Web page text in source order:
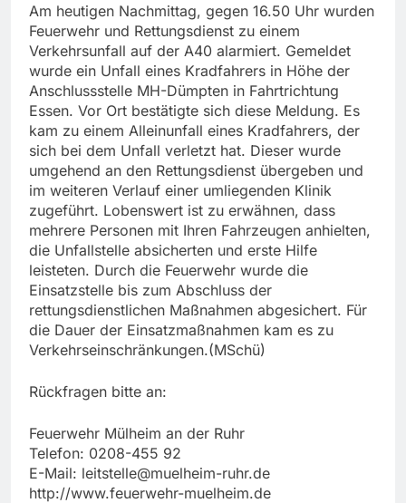
Am heutigen Nachmittag, gegen 16.50 Uhr wurden
Feuerwehr und Rettungsdienst zu einem
Verkehrsunfall auf der A40 alarmiert. Gemeldet
wurde ein Unfall eines Kradfahrers in Höhe der
Anschlussstelle MH-Dümpten in Fahrtrichtung
Essen. Vor Ort bestätigte sich diese Meldung. Es
kam zu einem Alleinunfall eines Kradfahrers, der
sich bei dem Unfall verletzt hat. Dieser wurde
umgehend an den Rettungsdienst übergeben und
im weiteren Verlauf einer umliegenden Klinik
zugeführt. Lobenswert ist zu erwähnen, dass
mehrere Personen mit Ihren Fahrzeugen anhielten,
die Unfallstelle absicherten und erste Hilfe
leisteten. Durch die Feuerwehr wurde die
Einsatzstelle bis zum Abschluss der
rettungsdienstlichen Maßnahmen abgesichert. Für
die Dauer der Einsatzmaßnahmen kam es zu
Verkehrseinschränkungen.(MSchü)
Rückfragen bitte an:
Feuerwehr Mülheim an der Ruhr
Telefon: 0208-455 92
E-Mail: leitstelle@muelheim-ruhr.de
http://www.feuerwehr-muelheim.de